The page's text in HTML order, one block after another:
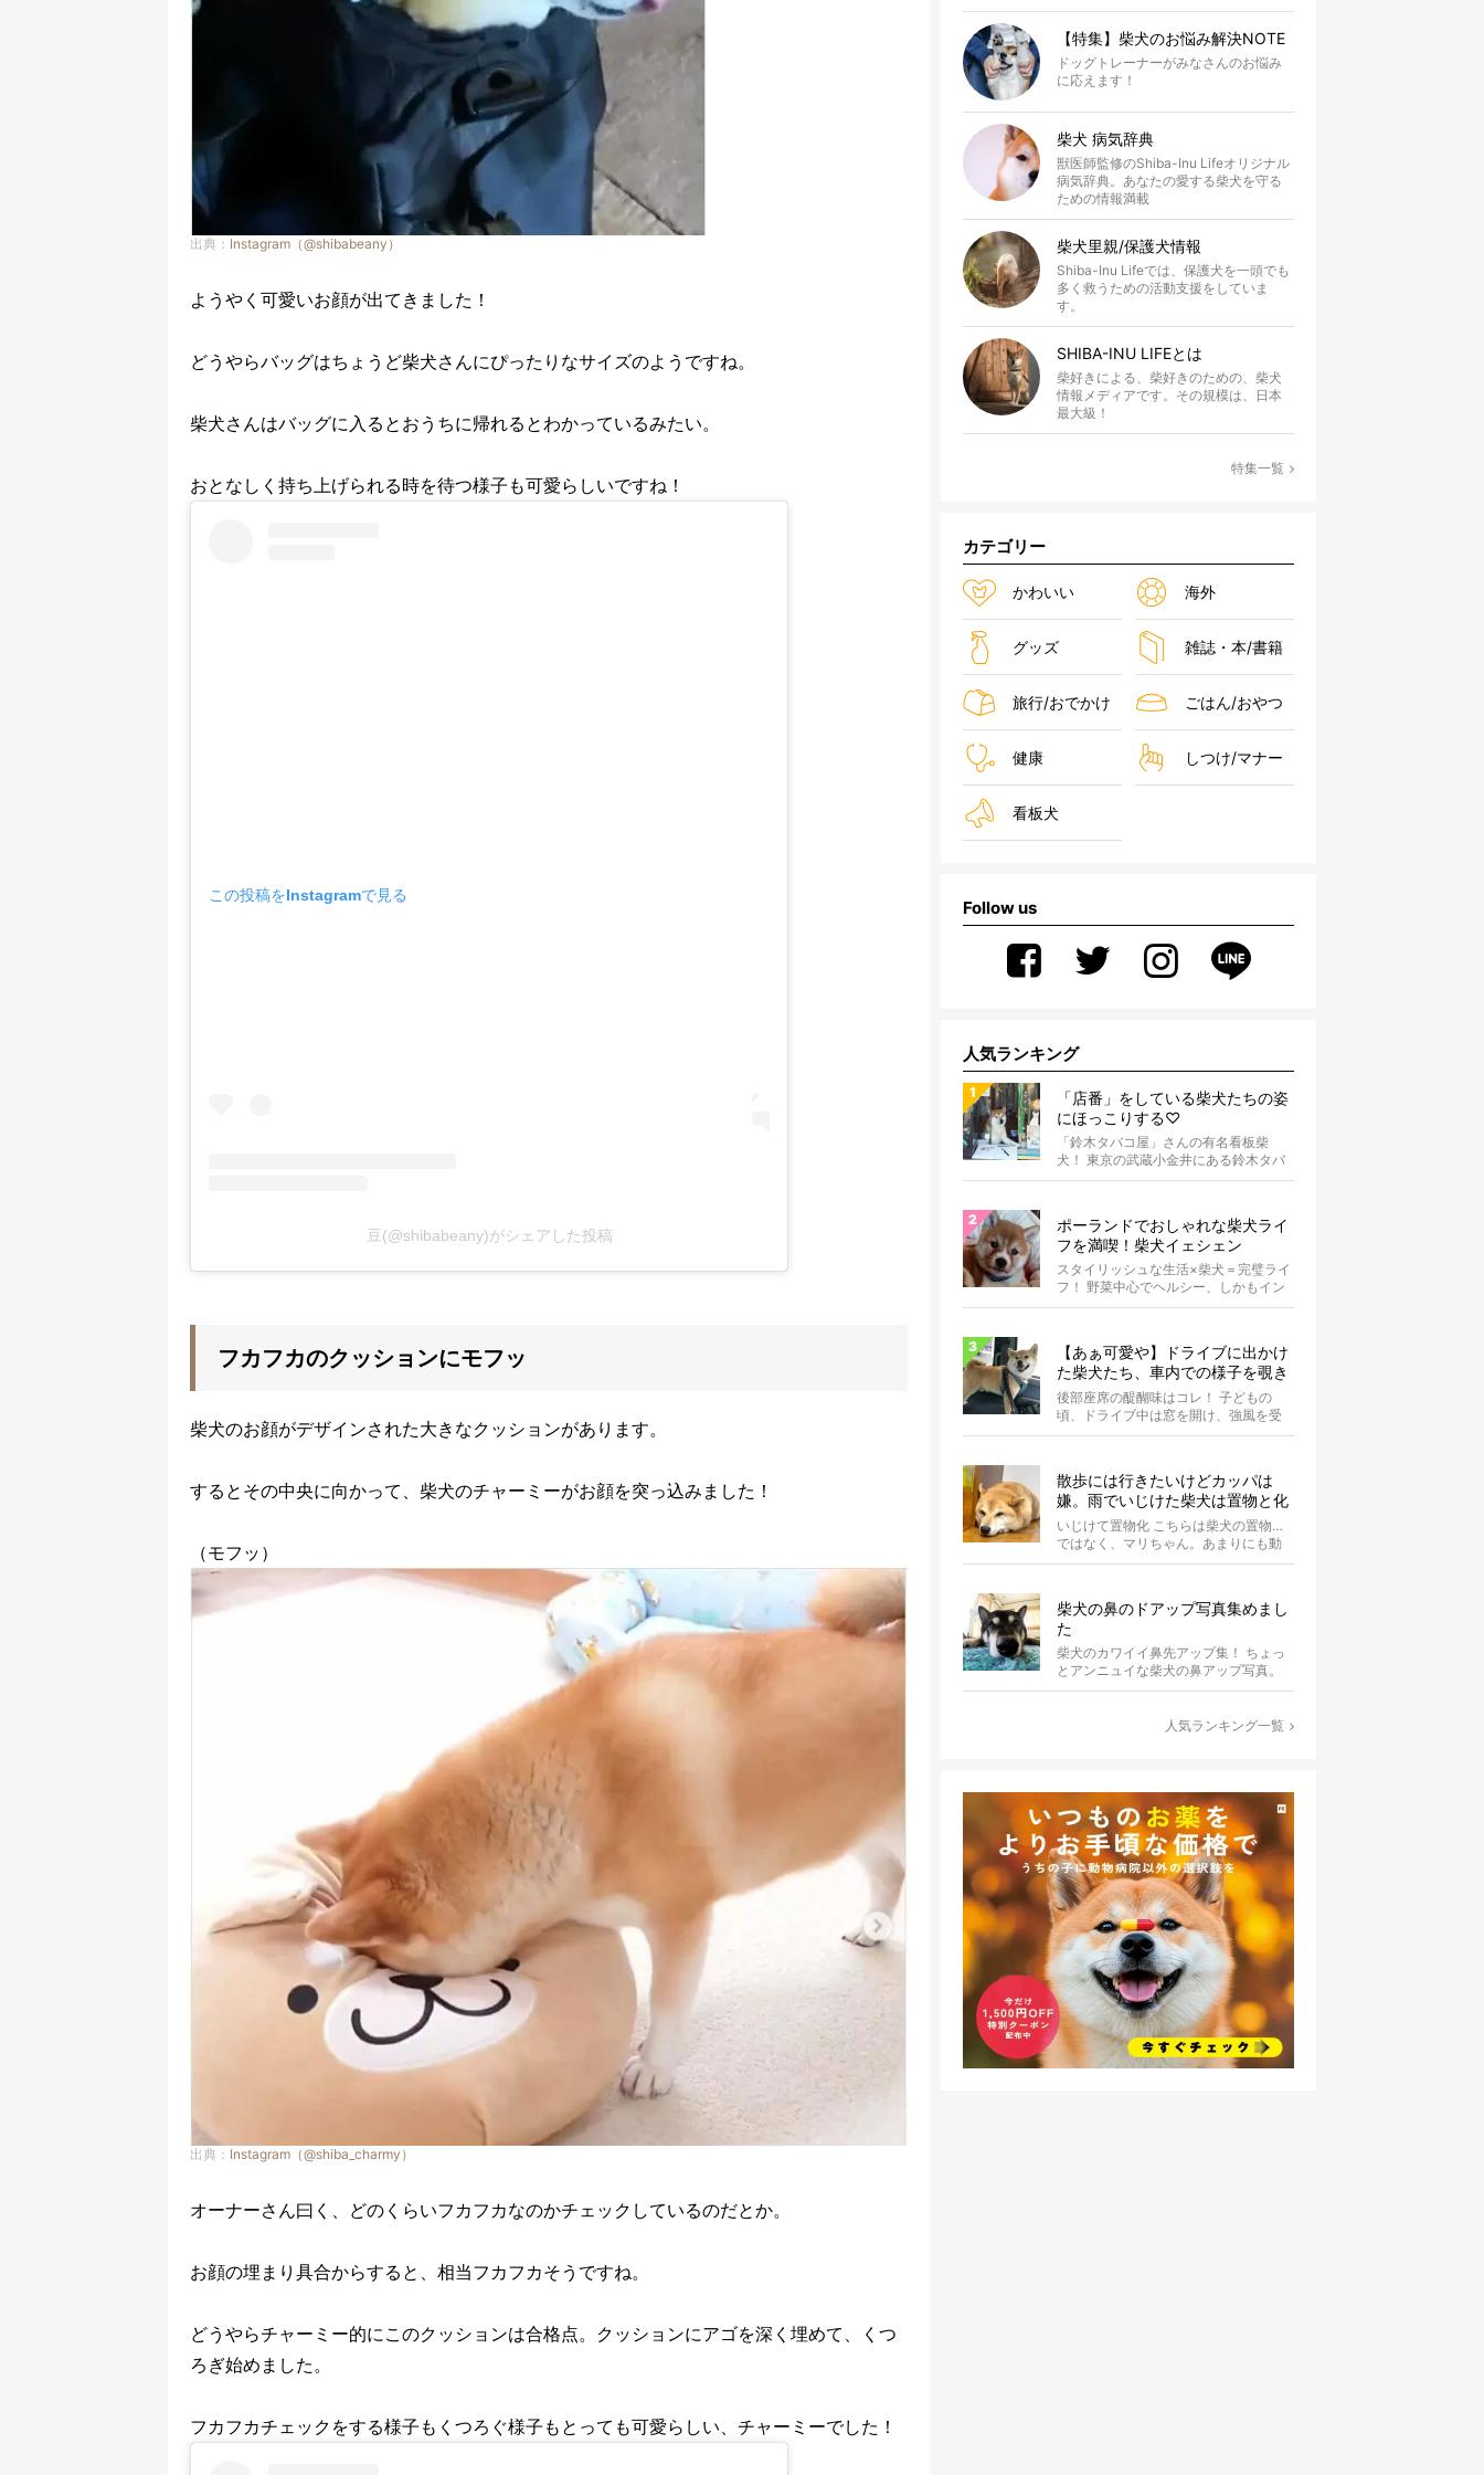
出典： Instagram（@shibabeany）
ようやく可愛いお顔が出てきました！
どうやらバッグはちょうど柴犬さんにぴったりなサイズのようですね。
柴犬さんはバッグに入るとおうちに帰れるとわかっているみたい。
おとなしく持ち上げられる時を待つ様子も可愛らしいですね！
この投稿をInstagramで見る
豆(@shibabeany)がシェアした投稿
フカフカのクッションにモフッ
柴犬のお顔がデザインされた大きなクッションがあります。
するとその中央に向かって、柴犬のチャーミーがお顔を突っ込みました！
（モフッ）
出典： Instagram（@shiba_charmy）
オーナーさん曰く、どのくらいフカフカなのかチェックしているのだとか。
お顔の埋まり具合からすると、相当フカフカそうですね。
どうやらチャーミー的にこのクッションは合格点。クッションにアゴを深く埋めて、くつ
ろぎ始めました。
フカフカチェックをする様子もくつろぐ様子もとっても可愛らしい、チャーミーでした！
【特集】柴犬のお悩み解決NOTE
ドッグトレーナーがみなさんのお悩み
に応えます！
柴犬 病気辞典
獣医師監修のShiba-Inu Lifeオリジナル
病気辞典。あなたの愛する柴犬を守る
ための情報満載
柴犬里親/保護犬情報
Shiba-Inu Lifeでは、保護犬を一頭でも
多く救うための活動支援をしていま
す。
SHIBA-INU LIFEとは
柴好きによる、柴好きのための、柴犬
情報メディアです。その規模は、日本
最大級！
特集一覧
カテゴリー
かわいい 海外
グッズ 雑誌・本/書籍
旅行/おでかけ ごはん/おやつ
健康 しつけ/マナー
看板犬
Follow us
人気ランキング
「店番」をしている柴犬たちの姿
にほっこりする♡
「鈴木タバコ屋」さんの有名看板柴
犬！ 東京の武蔵小金井にある鈴木タバ
コ屋さん。その店先には有名な看板柴
ポーランドでおしゃれな柴犬ライ
フを満喫！柴犬イェシェン
スタイリッシュな生活×柴犬＝完璧ライ
フ！ 野菜中心でヘルシー、しかもイン
スタ映えするお料理を投稿しているア
【あぁ可愛や】ドライブに出かけ
た柴犬たち、車内での様子を覗き
見しちゃう
後部座席の醍醐味はコレ！ 子どもの
頃、ドライブ中は窓を開け、強風を受
けて楽しんでいませんでしたか？ あ
散歩には行きたいけどカッパは
嫌。雨でいじけた柴犬は置物と化
してしまうのだった【動画】
いじけて置物化 こちらは柴犬の置物…
ではなく、マリちゃん。あまりにも動
かないので間違えそうになりますが、
柴犬の鼻のドアップ写真集めまし
た
柴犬のカワイイ鼻先アップ集！ ちょっ
とアンニュイな柴犬の鼻アップ写真。
何やら物思いにふけっているようで
人気ランキング一覧